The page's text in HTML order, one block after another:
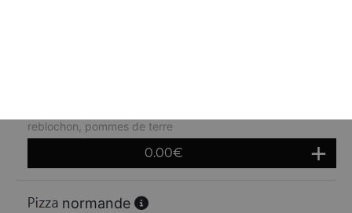
reblochon, pommes de terre
0.00€
normande